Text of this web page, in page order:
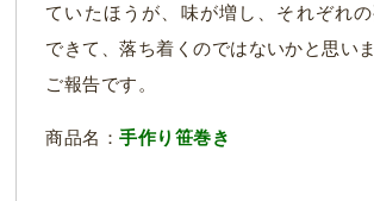
ていたほうが、味が増し、それぞれ
できて、落ち着くのではないかと思いま
ご報告です。
商品名：手作り笹巻き